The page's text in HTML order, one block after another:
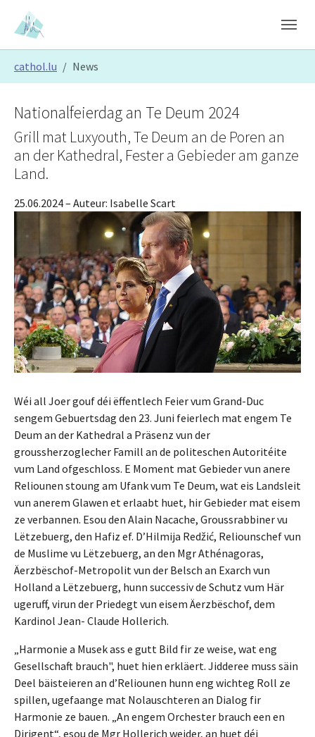
Skip to main content
Skip to page footer
cathol.lu News
Nationalfeierdag an Te Deum 2024
Grill mat Luxyouth, Te Deum an de Poren an
an der Kathedral, Fester a Gebieder am ganze
Land.
25.06.2024– Auteur: Isabelle Scart
Wéi all Joer gouf déi ëffentlech Feier vum Grand-Duc
sengem Gebuertsdag den 23. Juni feierlech mat engem Te
Deum an der Kathedral a Präsenz vun der
groussherzoglecher Famill an de politeschen Autoritéite
vum Land ofgeschloss. E Moment mat Gebieder vun anere
Reliounen stoung am Ufank vum Te Deum, wat eis Landsleit
vun anerem Glawen et erlaabt huet, hir Gebieder mat eisem
ze verbannen. Esou den Alain Nacache, Groussrabbiner vu
Lëtzebuerg, den Hafiz ef. D’Hilmija Redžić, Reliounschef vun
de Muslime vu Lëtzebuerg, an den Mgr Athénagoras,
Äerzbëschof-Metropolit vun der Belsch an Exarch vun
Holland a Lëtzebuerg, hunn successiv de Schutz vum Här
ugeruff, virun der Priedegt vun eisem Äerzbëschof, dem
Kardinol Jean- Claude Hollerich.
„Harmonie a Musek ass e gutt Bild fir ze weise, wat eng
Gesellschaft brauch", huet hien erkläert. Jidderee muss säin
Deel bäisteieren an d’Reliounen hunn eng wichteg Roll ze
spillen, ugefaange mat Nolauschteren an Dialog fir
Harmonie ze bauen. „An engem Orchester brauch een en
Dirigent“, esou de Mgr Hollerich weider, an huet déi